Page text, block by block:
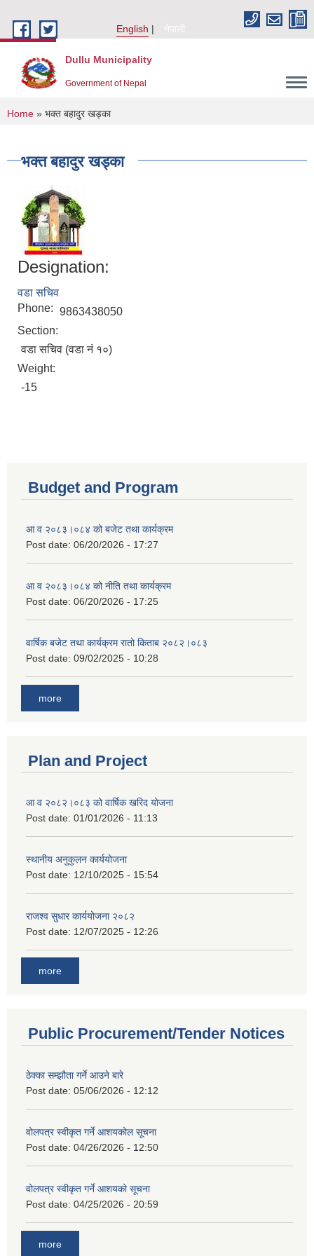
English
नेपाली
Dullu Municipality
Government of Nepal
You are here
Home » भक्त बहादुर खड्का
भक्त बहादुर खड्का
Designation:
वडा सचिव
Phone: 9863438050
Section:
वडा सचिव (वडा नं १०)
Weight:
-15
Budget and Program
आ व २०८३।०८४ को बजेट तथा कार्यक्रम
Post date: 06/20/2026 - 17:27
आ व २०८३।०८४ को नीति तथा कार्यक्रम
Post date: 06/20/2026 - 17:25
वार्षिक बजेट तथा कार्यक्रम रातो किताब २०८२।०८३
Post date: 09/02/2025 - 10:28
more
Plan and Project
आ व २०८२।०८३ को वार्षिक खरिद योजना
Post date: 01/01/2026 - 11:13
स्थानीय अनुकुलन कार्ययोजना
Post date: 12/10/2025 - 15:54
राजश्व सुधार कार्ययोजना २०८२
Post date: 12/07/2025 - 12:26
more
Public Procurement/Tender Notices
ठेक्का सम्झौता गर्ने आउने बारे
Post date: 05/06/2026 - 12:12
वोलपत्र स्वीकृत गर्ने आशयकोल सूचना
Post date: 04/26/2026 - 12:50
वोलपत्र स्वीकृत गर्ने आशयको सूचना
Post date: 04/25/2026 - 20:59
more